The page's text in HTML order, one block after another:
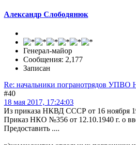
Александр Слободянюк
Генерал-майор
Сообщения: 2,177
Записан
Re: начальники погранотрядов
#40
18 мая 2017, 17:24:03
Из приказа НКВД СССР от 16 ноября
Приказ НКО №356 от 12.10.1940 г. о
Предоставить ....